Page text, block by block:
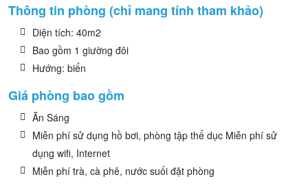
Thông tin phòng (chỉ mang tính tham khảo)
Diện tích: 40m2
Bao gồm 1 giường đôi
Hướng: biển
Giá phòng bao gồm
Ăn Sáng
Miễn phí sử dụng hồ bơi, phòng tập thể dục Miễn phí sử
dụng wifi, Internet
Miễn phí trà, cà phê, nước suối đặt phòng